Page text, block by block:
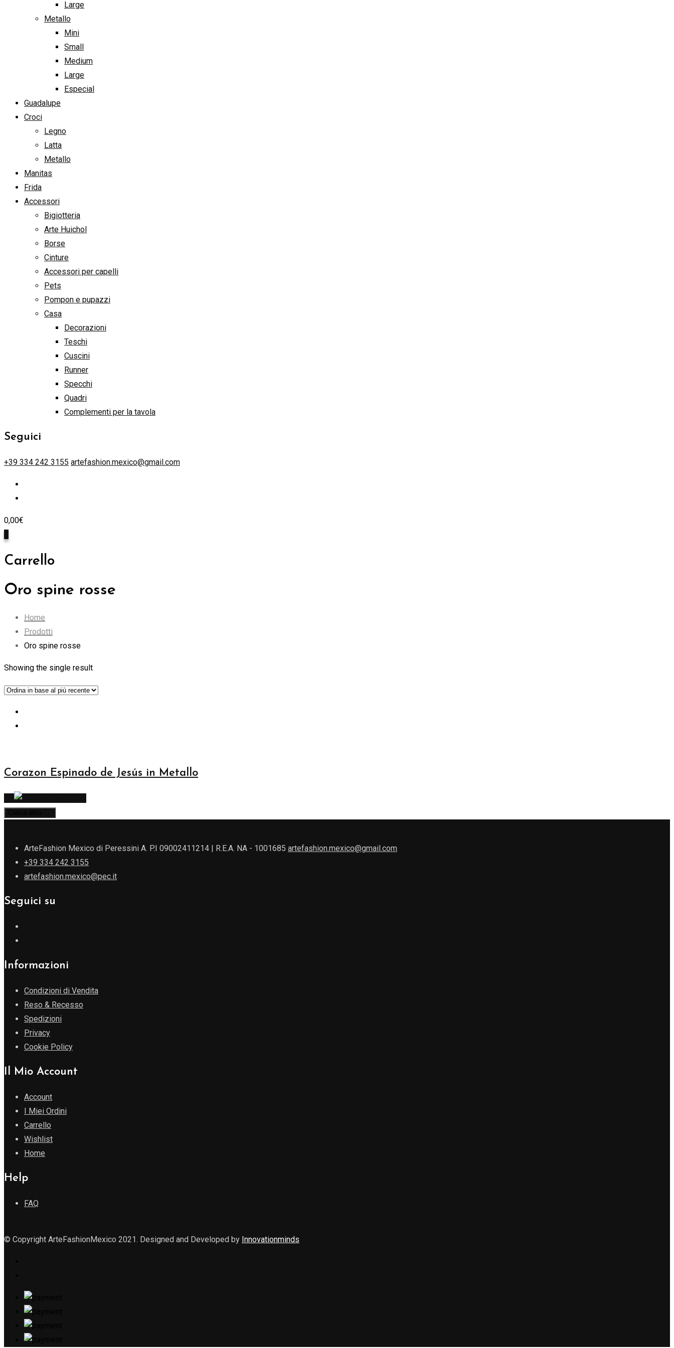
Large
Metallo
Mini
Small
Medium
Large
Especial
Guadalupe
Croci
Legno
Latta
Metallo
Manitas
Frida
Accessori
Bigiotteria
Arte Huichol
Borse
Cinture
Accessori per capelli
Pets
Pompon e pupazzi
Casa
Decorazioni
Teschi
Cuscini
Runner
Specchi
Quadri
Complementi per la tavola
Seguici
+39 334 242 3155 artefashion.mexico@gmail.com
0,00€
Carrello
Oro spine rosse
Home
Prodotti
Oro spine rosse
Showing the single result
Corazon Espinado de Jesús in Metallo
ArteFashion Mexico di Peressini A. P.I 09002411214 | R.E.A. NA - 1001685 artefashion.mexico@gmail.com
+39 334 242 3155
artefashion.mexico@pec.it
Seguici su
Informazioni
Condizioni di Vendita
Reso & Recesso
Spedizioni
Privacy
Cookie Policy
Il Mio Account
Account
I Miei Ordini
Carrello
Wishlist
Home
Help
FAQ
© Copyright ArteFashionMexico 2021. Designed and Developed by Innovationminds